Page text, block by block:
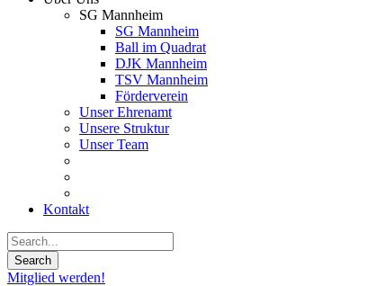
SG Mannheim
SG Mannheim
Ball im Quadrat
DJK Mannheim
TSV Mannheim
Förderverein
Unser Ehrenamt
Unsere Struktur
Unser Team
Kontakt
Mitglied werden!